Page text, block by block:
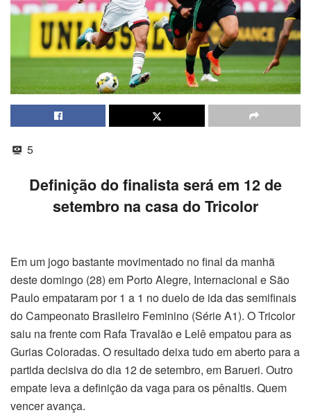
5
Definição do finalista será em 12 de
setembro na casa do Tricolor
Em um jogo bastante movimentado no final da manhã
deste domingo (28) em Porto Alegre, Internacional e São
Paulo empataram por 1 a 1 no duelo de ida das semifinais
do Campeonato Brasileiro Feminino (Série A1). O Tricolor
saiu na frente com Rafa Travalão e Lelê empatou para as
Gurias Coloradas. O resultado deixa tudo em aberto para a
partida decisiva do dia 12 de setembro, em Barueri. Outro
empate leva a definição da vaga para os pênaltis. Quem
vencer avança.